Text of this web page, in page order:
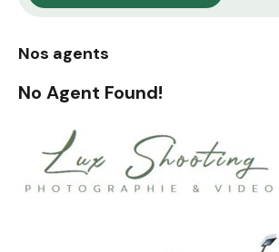
Nos agents
No Agent Found!